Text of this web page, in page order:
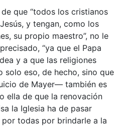
que “todos los cristianos
y tengan, como los
su propio maestro”, no le
“ya que el Papa
y a que las religiones
solo eso, de hecho, sino que
de Mayer— también es
ella de que la renovación
la Iglesia ha de pasar
todas por brindarle a la